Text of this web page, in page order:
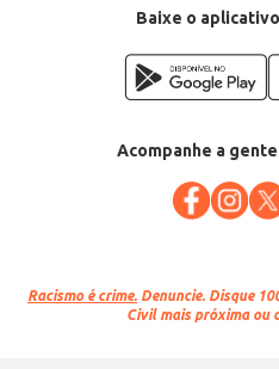
Baixe o
Acompanhe a
Racismo é crime. Denuncie. Disque
Civil mais próxima ou